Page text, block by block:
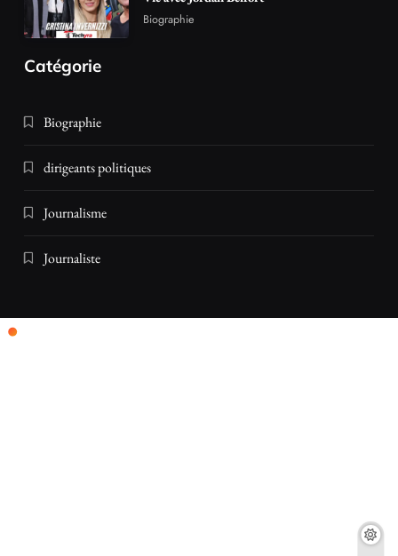
Biographie
Catégorie
Biographie
dirigeants politiques
Journalisme
Journaliste